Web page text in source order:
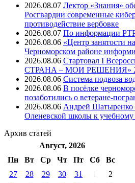
2026.08.07 Лектор «Знания»
Росгвардии современные
противодействие вербовке
2026.08.07 ⁠По информации
2026.08.06 «Центр занятости
Черноморском районе
2026.08.06 Стартовал I
СТРАНА – МОИ РЕШЕНИЯ»
2026.08.06 Система подвоза
2026.08.06 В посёлке
позаботились о ветеране-
2026.08.06 Андрей Шатыренко
Оленевской школы к учебному
Архив статей
Август, 2026
Пн
Вт Ср Чт Пт Cб
Вс
27
28 29 30 31 1
2